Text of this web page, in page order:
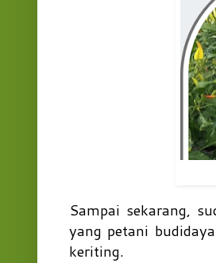
Sampai sekarang,
yang petani
keriting.